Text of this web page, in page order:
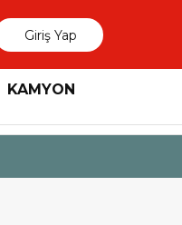
Giriş Yap
KAMYON